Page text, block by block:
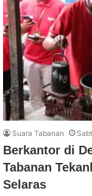
Suara Tabanan
Berkantor di
Tabanan
Selaras